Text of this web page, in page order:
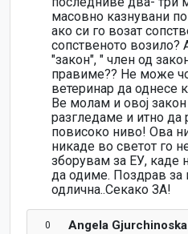
масовно казнувани
ако си го возат
сопственото возило?
"закон", " член од
правиме?? Не може
ветеринар да однесе
Ве молам и овој
разгледаме и итно да
повисоко ниво! Ова
никаде во светот го
зборувам за ЕУ, каде
да одиме. Поздрав за
одлична..Секако ЗА!
0 Angela Gjurchinoska